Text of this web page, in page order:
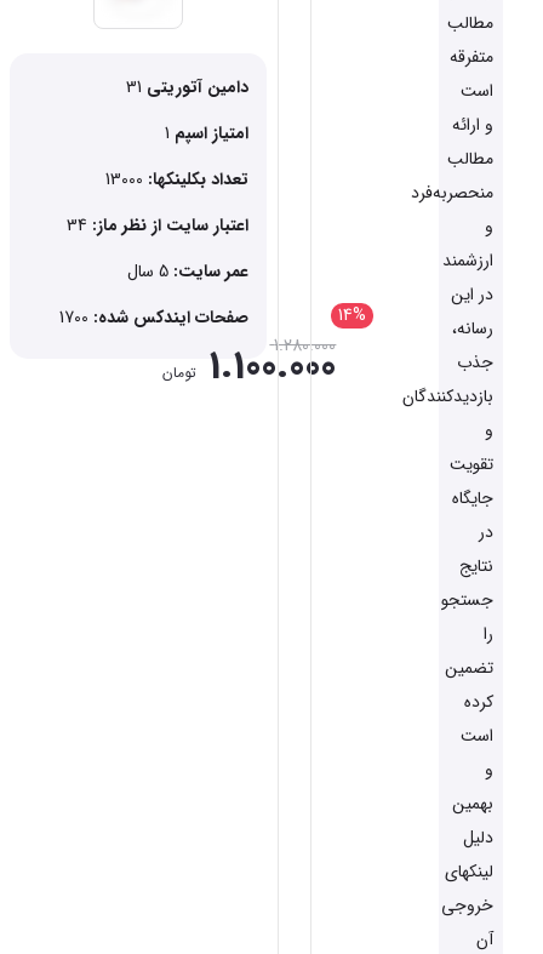
دامین آتوریتی 31
امتیاز اسپم
تعداد بکلینکها:
اعتبار سایت از نظر ماز:
عمر سایت: 5 سال
صفحات ایندکس شده:
مطالب
متفرقه
است
و ارائه
مطالب
منحصربه‌فرد
و
ارزشمند
در این
رسانه،
جذب
بازدیدکنندگان
و
تقویت
جایگاه
در
نتایج
جستجو
را
تضمین
کرده
است
و
بهمین
دلیل
لینکهای
خروجی
آن
14%
1.280.000
1.100.000 تومان